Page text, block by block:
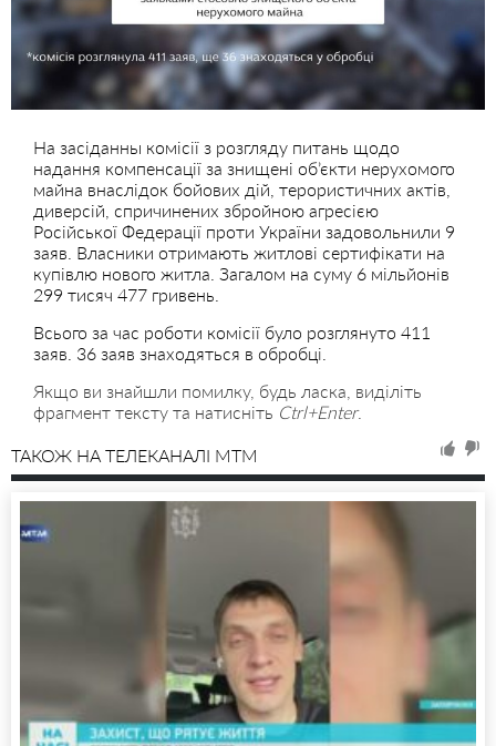
На засіданны комісії з розгляду питань щодо
надання компенсації за знищені об’єкти нерухомого
майна внаслідок бойових дій, терористичних актів,
диверсій, спричинених збройною агресією
Російської Федерації проти України задовольнили 9
заяв. Власники отримають житлові сертифікати на
купівлю нового житла. Загалом на суму 6 мільйонів
299 тисяч 477 гривень.
Всього за час роботи комісії було розглянуто 411
заяв. 36 заяв знаходяться в обробці.
Якщо ви знайшли помилку, будь ласка, виділіть
фрагмент тексту та натисніть Ctrl+Enter.
ТАКОЖ НА ТЕЛЕКАНАЛІ MTM